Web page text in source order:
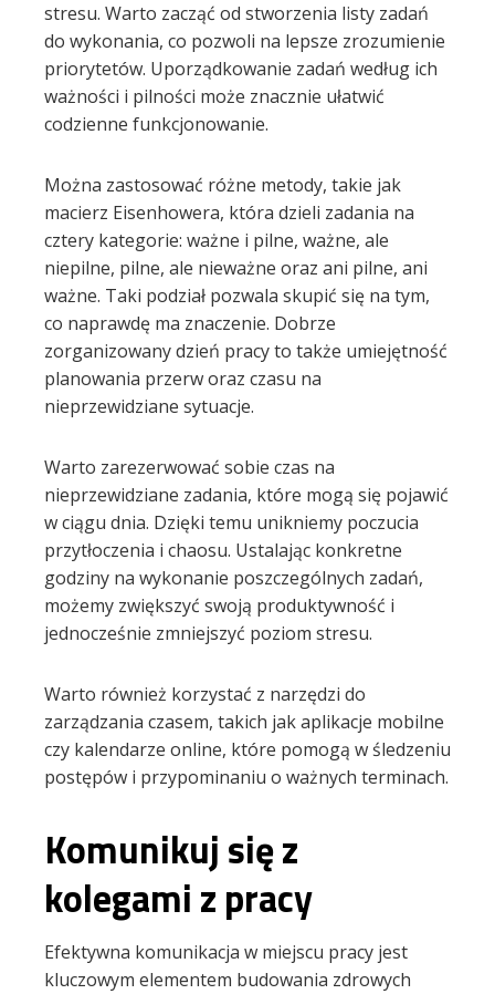
stresu. Warto zacząć od stworzenia listy zadań
do wykonania, co pozwoli na lepsze zrozumienie
priorytetów. Uporządkowanie zadań według ich
ważności i pilności może znacznie ułatwić
codzienne funkcjonowanie.
Można zastosować różne metody, takie jak
macierz Eisenhowera, która dzieli zadania na
cztery kategorie: ważne i pilne, ważne, ale
niepilne, pilne, ale nieważne oraz ani pilne, ani
ważne. Taki podział pozwala skupić się na tym,
co naprawdę ma znaczenie. Dobrze
zorganizowany dzień pracy to także umiejętność
planowania przerw oraz czasu na
nieprzewidziane sytuacje.
Warto zarezerwować sobie czas na
nieprzewidziane zadania, które mogą się pojawić
w ciągu dnia. Dzięki temu unikniemy poczucia
przytłoczenia i chaosu. Ustalając konkretne
godziny na wykonanie poszczególnych zadań,
możemy zwiększyć swoją produktywność i
jednocześnie zmniejszyć poziom stresu.
Warto również korzystać z narzędzi do
zarządzania czasem, takich jak aplikacje mobilne
czy kalendarze online, które pomogą w śledzeniu
postępów i przypominaniu o ważnych terminach.
Komunikuj się z
kolegami z pracy
Efektywna komunikacja w miejscu pracy jest
kluczowym elementem budowania zdrowych